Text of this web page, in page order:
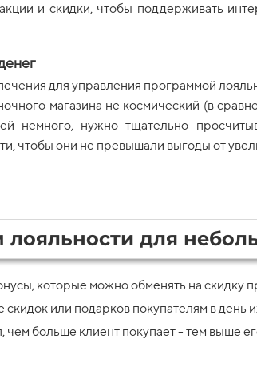
и скидки, чтобы поддерживать
для управления программой
магазина не космический (в
немного, нужно тщательно
чтобы они не превышали выгоды от
для
которые можно обменять на скидку
скидок или подарков покупателям в день
чем больше клиент покупает - тем выше